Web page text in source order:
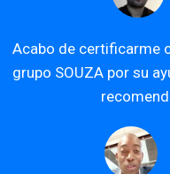
Acabo de certificarme
grupo SOUZA por su